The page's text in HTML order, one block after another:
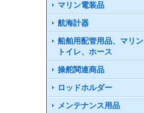
マリン電装品
航海計器
船舶用配管用品、マリン
トイレ、ホース
操舵関連商品
ロッドホルダー
メンテナンス用品